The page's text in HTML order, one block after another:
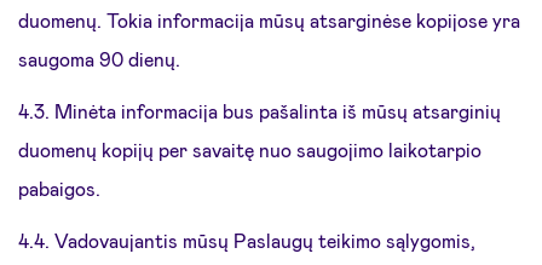
duomenų. Tokia informacija mūsų atsarginėse kopijose yra
saugoma 90 dienų.
4.3. Minėta informacija bus pašalinta iš mūsų atsarginių
duomenų kopijų per savaitę nuo saugojimo laikotarpio
pabaigos.
4.4. Vadovaujantis mūsų Paslaugų teikimo sąlygomis,